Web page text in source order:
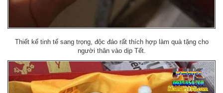
Thiết kế tinh tế sang trọng, độc đáo rất thích hợp làm quà tặng cho
người thân vào dịp Tết.